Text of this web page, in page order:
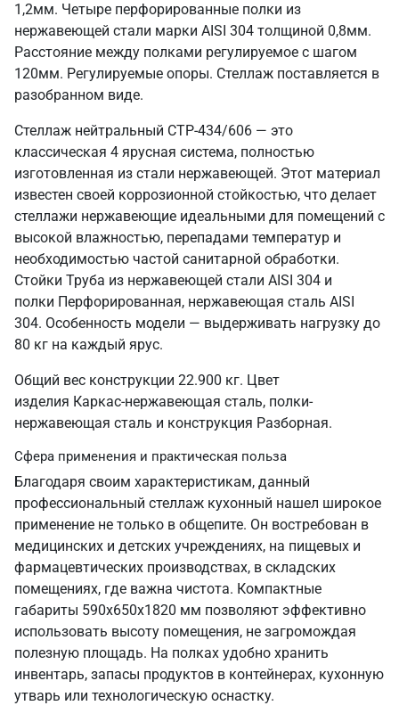
1,2мм. Четыре перфорированные полки из
нержавеющей стали марки AISI 304 толщиной 0,8мм.
Расстояние между полками регулируемое с шагом
120мм. Регулируемые опоры. Стеллаж поставляется в
разобранном виде.
Стеллаж нейтральный СТР-434/606 — это
классическая 4 ярусная система, полностью
изготовленная из стали нержавеющей. Этот материал
известен своей коррозионной стойкостью, что делает
стеллажи нержавеющие идеальными для помещений с
высокой влажностью, перепадами температур и
необходимостью частой санитарной обработки.
Стойки Труба из нержавеющей стали AISI 304 и
полки Перфорированная, нержавеющая сталь AISI
304. Особенность модели — выдерживать нагрузку до
80 кг на каждый ярус.
Общий вес конструкции 22.900 кг. Цвет
изделия Каркас-нержавеющая сталь, полки-
нержавеющая сталь и конструкция Разборная.
Сфера применения и практическая польза
Благодаря своим характеристикам, данный
профессиональный стеллаж кухонный нашел широкое
применение не только в общепите. Он востребован в
медицинских и детских учреждениях, на пищевых и
фармацевтических производствах, в складских
помещениях, где важна чистота. Компактные
габариты 590х650х1820 мм позволяют эффективно
использовать высоту помещения, не загромождая
полезную площадь. На полках удобно хранить
инвентарь, запасы продуктов в контейнерах, кухонную
утварь или технологическую оснастку.